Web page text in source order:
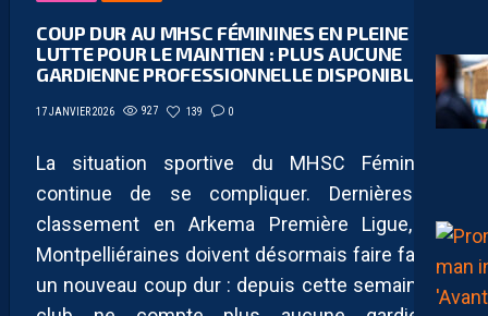
COUP DUR AU MHSC FÉMININES EN PLEINE
LUTTE POUR LE MAINTIEN : PLUS AUCUNE
GARDIENNE PROFESSIONNELLE DISPONIBLE
17 JANVIER 2026 927 139 0
La situation sportive du MHSC Féminines
continue de se compliquer. Dernières du
classement en Arkema Première Ligue, les
Montpelliéraines doivent désormais faire face à
un nouveau coup dur : depuis cette semaine, le